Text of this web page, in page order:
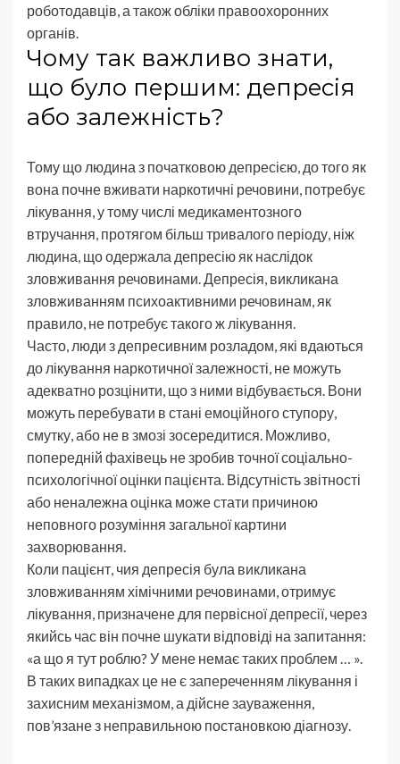
роботодавців, а також обліки правоохоронних
органів.
Чому так важливо знати,
що було першим: депресія
або залежність?
Тому що людина з початковою депресією, до того як
вона почне вживати наркотичні речовини, потребує
лікування, у тому числі медикаментозного
втручання, протягом більш тривалого періоду, ніж
людина, що одержала депресію як наслідок
зловживання речовинами. Депресія, викликана
зловживанням психоактивними речовинам, як
правило, не потребує такого ж лікування.
Часто, люди з депресивним розладом, які вдаються
до лікування наркотичної залежності, не можуть
адекватно розцінити, що з ними відбувається. Вони
можуть перебувати в стані емоційного ступору,
смутку, або не в змозі зосередитися. Можливо,
попередній фахівець не зробив точної соціально-
психологічної оцінки пацієнта. Відсутність звітності
або неналежна оцінка може стати причиною
неповного розуміння загальної картини
захворювання.
Коли пацієнт, чия депресія була викликана
зловживанням хімічними речовинами, отримує
лікування, призначене для первісної депресії, через
якийсь час він почне шукати відповіді на запитання:
«а що я тут роблю? У мене немає таких проблем … ».
В таких випадках це не є запереченням лікування і
захисним механізмом, а дійсне зауваження,
пов’язане з неправильною постановкою діагнозу.